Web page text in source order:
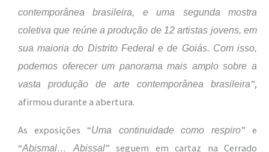
contemporânea brasileira, e uma segunda mostra
coletiva que reúne a produção de 12 artistas jovens, em
sua maioria do Distrito Federal e de Goiás. Com isso,
podemos oferecer um panorama mais amplo sobre a
vasta produção de arte contemporânea brasileira”,
afirmou durante a abertura.
As exposições “Uma continuidade como respiro” e
“Abismal… Abissal” seguem em cartaz na Cerrado